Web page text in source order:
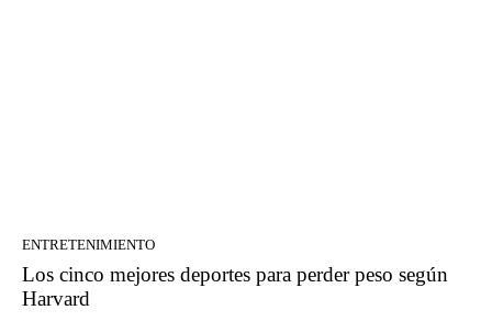
ENTRETENIMIENTO
Los cinco mejores deportes para perder peso según
Harvard